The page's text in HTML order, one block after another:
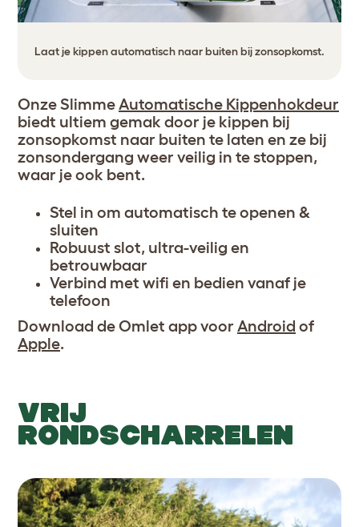
Laat je kippen automatisch naar buiten bij zonsopkomst.
Onze SlimmeAutomatische Kippenhokdeur
biedt ultiem gemak door je kippen bij
zonsopkomst naar buiten te laten en ze bij
zonsondergang weer veilig in te stoppen,
waar je ook bent.
Stel in om automatisch te openen &
sluiten
Robuust slot, ultra-veilig en
betrouwbaar
Verbind met wifi en bedien vanaf je
telefoon
Download de Omlet app voor Android of
Apple.
VRIJ
RONDSCHARRELEN